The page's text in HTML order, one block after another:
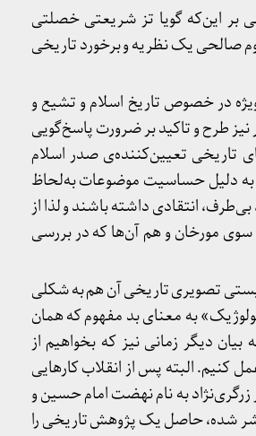
بر این‌که گویا تز شریعتی خصلتی
صالحی یک نظریه و برخورد تاریخی
در خصوص تاریخ اسلام و تشیع و
طرح و تاکید بر ضرورت پاسخ‌گویی
تاریخی‌ تعیین‌کننده‌ی صدر اسلام
به دلیل حساسیت موضوعات به‌لحاظ
انتقادی داشته باشند و لذا از
سوی مورخان و هم آن‌ها که در بررسی
تصویری تاریخی آن هم به شکلی
به معنای بد مفهوم که همان
بیان دیگر زمانی نیز که بخواهیم از
البته پس از انقلاب کارهایی
زرگری‌نژاد به نام نهضت امام حسین و
توسط انتشارات سمت منتشر شده، حاصل یک پژوهش تاریخی را